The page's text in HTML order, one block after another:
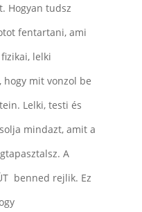
Hogyan tudsz
fentartani, ami
lelki
mit vonzol be
Lelki, testi és
mindazt, amit a
A
benned rejlik. Ez